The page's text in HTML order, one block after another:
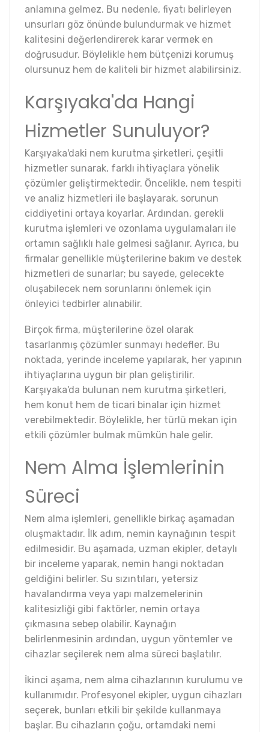
anlamına gelmez. Bu nedenle, fiyatı belirleyen
unsurları göz önünde bulundurmak ve hizmet
kalitesini değerlendirerek karar vermek en
doğrusudur. Böylelikle hem bütçenizi korumuş
olursunuz hem de kaliteli bir hizmet alabilirsiniz.
Karşıyaka'da Hangi
Hizmetler Sunuluyor?
Karşıyaka'daki nem kurutma şirketleri, çeşitli
hizmetler sunarak, farklı ihtiyaçlara yönelik
çözümler geliştirmektedir. Öncelikle, nem tespiti
ve analiz hizmetleri ile başlayarak, sorunun
ciddiyetini ortaya koyarlar. Ardından, gerekli
kurutma işlemleri ve ozonlama uygulamaları ile
ortamın sağlıklı hale gelmesi sağlanır. Ayrıca, bu
firmalar genellikle müşterilerine bakım ve destek
hizmetleri de sunarlar; bu sayede, gelecekte
oluşabilecek nem sorunlarını önlemek için
önleyici tedbirler alınabilir.
Birçok firma, müşterilerine özel olarak
tasarlanmış çözümler sunmayı hedefler. Bu
noktada, yerinde inceleme yapılarak, her yapının
ihtiyaçlarına uygun bir plan geliştirilir.
Karşıyaka'da bulunan nem kurutma şirketleri,
hem konut hem de ticari binalar için hizmet
verebilmektedir. Böylelikle, her türlü mekan için
etkili çözümler bulmak mümkün hale gelir.
Nem Alma İşlemlerinin
Süreci
Nem alma işlemleri, genellikle birkaç aşamadan
oluşmaktadır. İlk adım, nemin kaynağının tespit
edilmesidir. Bu aşamada, uzman ekipler, detaylı
bir inceleme yaparak, nemin hangi noktadan
geldiğini belirler. Su sızıntıları, yetersiz
havalandırma veya yapı malzemelerinin
kalitesizliği gibi faktörler, nemin ortaya
çıkmasına sebep olabilir. Kaynağın
belirlenmesinin ardından, uygun yöntemler ve
cihazlar seçilerek nem alma süreci başlatılır.
İkinci aşama, nem alma cihazlarının kurulumu ve
kullanımıdır. Profesyonel ekipler, uygun cihazları
seçerek, bunları etkili bir şekilde kullanmaya
başlar. Bu cihazların çoğu, ortamdaki nemi